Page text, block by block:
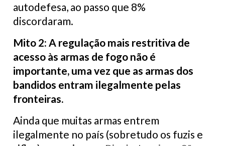
autodefesa, ao passo que 8%
discordaram.
Mito 2: A regulação mais restritiva de
acesso às armas de fogo não é
importante, uma vez que as armas dos
bandidos entram ilegalmente pelas
fronteiras.
Ainda que muitas armas entrem
ilegalmente no país (sobretudo os fuzis e